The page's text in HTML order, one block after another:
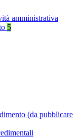
amministrativa
5
(da pubblicare